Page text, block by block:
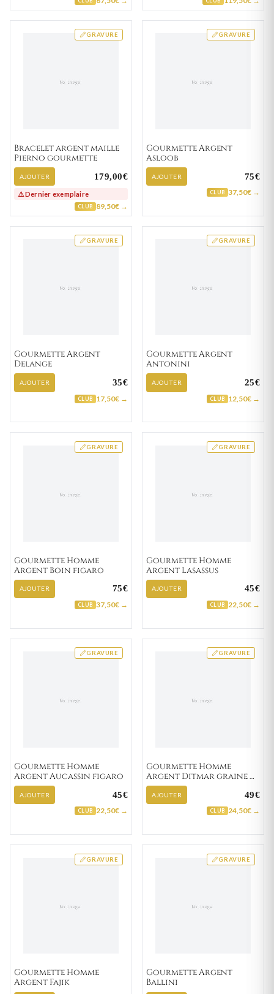
GRAVURE
Bracelet argent maille
Pierno gourmette
AJOUTER 179,00€
⚠️ Dernier exemplaire
CLUB 89,50€ →
GRAVURE
Gourmette Argent
Asloob
AJOUTER 75€
CLUB 37,50€ →
GRAVURE
Gourmette Argent
Delange
AJOUTER 35€
CLUB 17,50€ →
GRAVURE
Gourmette Argent
Antonini
AJOUTER 25€
CLUB 12,50€ →
GRAVURE
Gourmette Homme
Argent Boin figaro
AJOUTER 75€
CLUB 37,50€ →
GRAVURE
Gourmette Homme
Argent Lasassus
AJOUTER 45€
CLUB 22,50€ →
GRAVURE
Gourmette Homme
Argent Aucassin figaro
AJOUTER 45€
CLUB 22,50€ →
GRAVURE
Gourmette Homme
Argent Ditmar graine de
café
AJOUTER 49€
CLUB 24,50€ →
GRAVURE
Gourmette Homme
Argent Fajik
GRAVURE
Gourmette Argent
Ballini